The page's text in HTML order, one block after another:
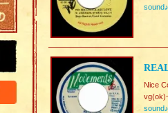
sound♪
Nice
sound♪